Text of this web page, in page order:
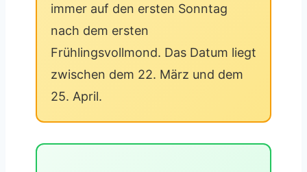
immer auf den ersten Sonntag
nach dem ersten
Frühlingsvollmond. Das Datum liegt
zwischen dem 22. März und dem
25. April.